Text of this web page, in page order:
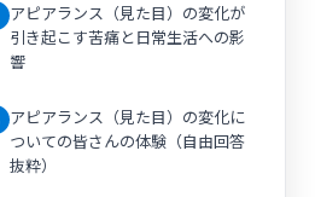
アピアランス（見た目）の変化が
引き起こす苦痛と日常生活への影
響
アピアランス（見た目）の変化に
ついての皆さんの体験（自由回答
抜粋）